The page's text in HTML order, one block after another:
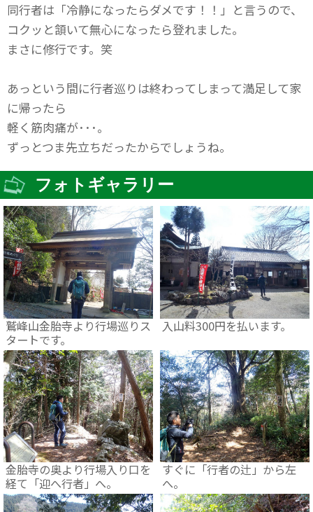
同行者は「冷静になったらダメです！！」と言うので、
コクッと頷いて無心になったら登れました。
まさに修行です。笑
あっという間に行者巡りは終わってしまって満足して家
に帰ったら
軽く筋肉痛が･･･。
ずっとつま先立ちだったからでしょうね。
フォトギャラリー
鷲峰山金胎寺より行場巡りス
タートです。
入山料300円を払います。
金胎寺の奥より行場入り口を
経て「迎へ行者」へ。
すぐに「行者の辻」から左
へ。